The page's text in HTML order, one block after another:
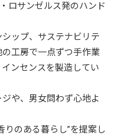
ロサンゼルス発のハンド
ップ、サステナビリテ
工房で一点ずつ手作業
ンセンスを製造してい
や、男女問わず心地よ
りのある暮らし”を提案し